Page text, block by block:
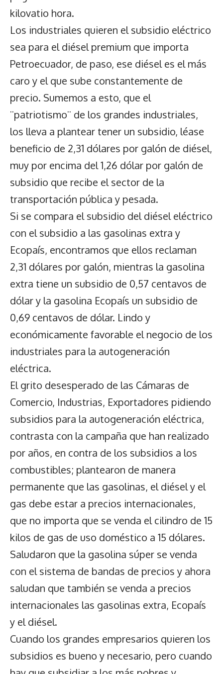
kilovatio hora.
Los industriales quieren el subsidio eléctrico
sea para el diésel premium que importa
Petroecuador, de paso, ese diésel es el más
caro y el que sube constantemente de
precio. Sumemos a esto, que el
¨patriotismo¨ de los grandes industriales,
los lleva a plantear tener un subsidio, léase
beneficio de 2,31 dólares por galón de diésel,
muy por encima del 1,26 dólar por galón de
subsidio que recibe el sector de la
transportación pública y pesada.
Si se compara el subsidio del diésel eléctrico
con el subsidio a las gasolinas extra y
Ecopaís, encontramos que ellos reclaman
2,31 dólares por galón, mientras la gasolina
extra tiene un subsidio de 0,57 centavos de
dólar y la gasolina Ecopaís un subsidio de
0,69 centavos de dólar. Lindo y
económicamente favorable el negocio de los
industriales para la autogeneración
eléctrica.
El grito desesperado de las Cámaras de
Comercio, Industrias, Exportadores pidiendo
subsidios para la autogeneración eléctrica,
contrasta con la campaña que han realizado
por años, en contra de los subsidios a los
combustibles; plantearon de manera
permanente que las gasolinas, el diésel y el
gas debe estar a precios internacionales,
que no importa que se venda el cilindro de 15
kilos de gas de uso doméstico a 15 dólares.
Saludaron que la gasolina súper se venda
con el sistema de bandas de precios y ahora
saludan que también se venda a precios
internacionales las gasolinas extra, Ecopaís
y el diésel.
Cuando los grandes empresarios quieren los
subsidios es bueno y necesario, pero cuando